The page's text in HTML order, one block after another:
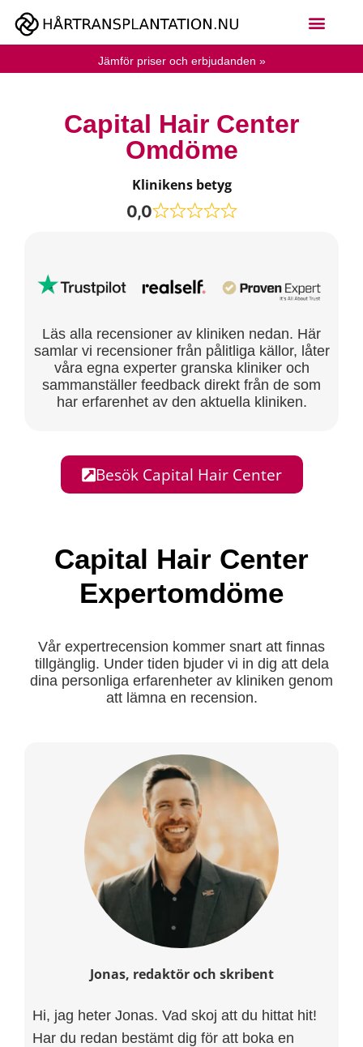
Jämför priser och erbjudanden »
Capital Hair Center
Omdöme
Klinikens betyg
0,0
Läs alla recensioner av kliniken nedan. Här
samlar vi recensioner från pålitliga källor, låter
våra egna experter granska kliniker och
sammanställer feedback direkt från de som
har erfarenhet av den aktuella kliniken.
Besök Capital Hair Center
Capital Hair Center
Expertomdöme
Vår expertrecension kommer snart att finnas
tillgänglig. Under tiden bjuder vi in dig att dela
dina personliga erfarenheter av kliniken genom
att lämna en recension.
Jonas, redaktör och skribent
Hi, jag heter Jonas. Vad skoj att du hittat hit!
Har du redan bestämt dig för att boka en